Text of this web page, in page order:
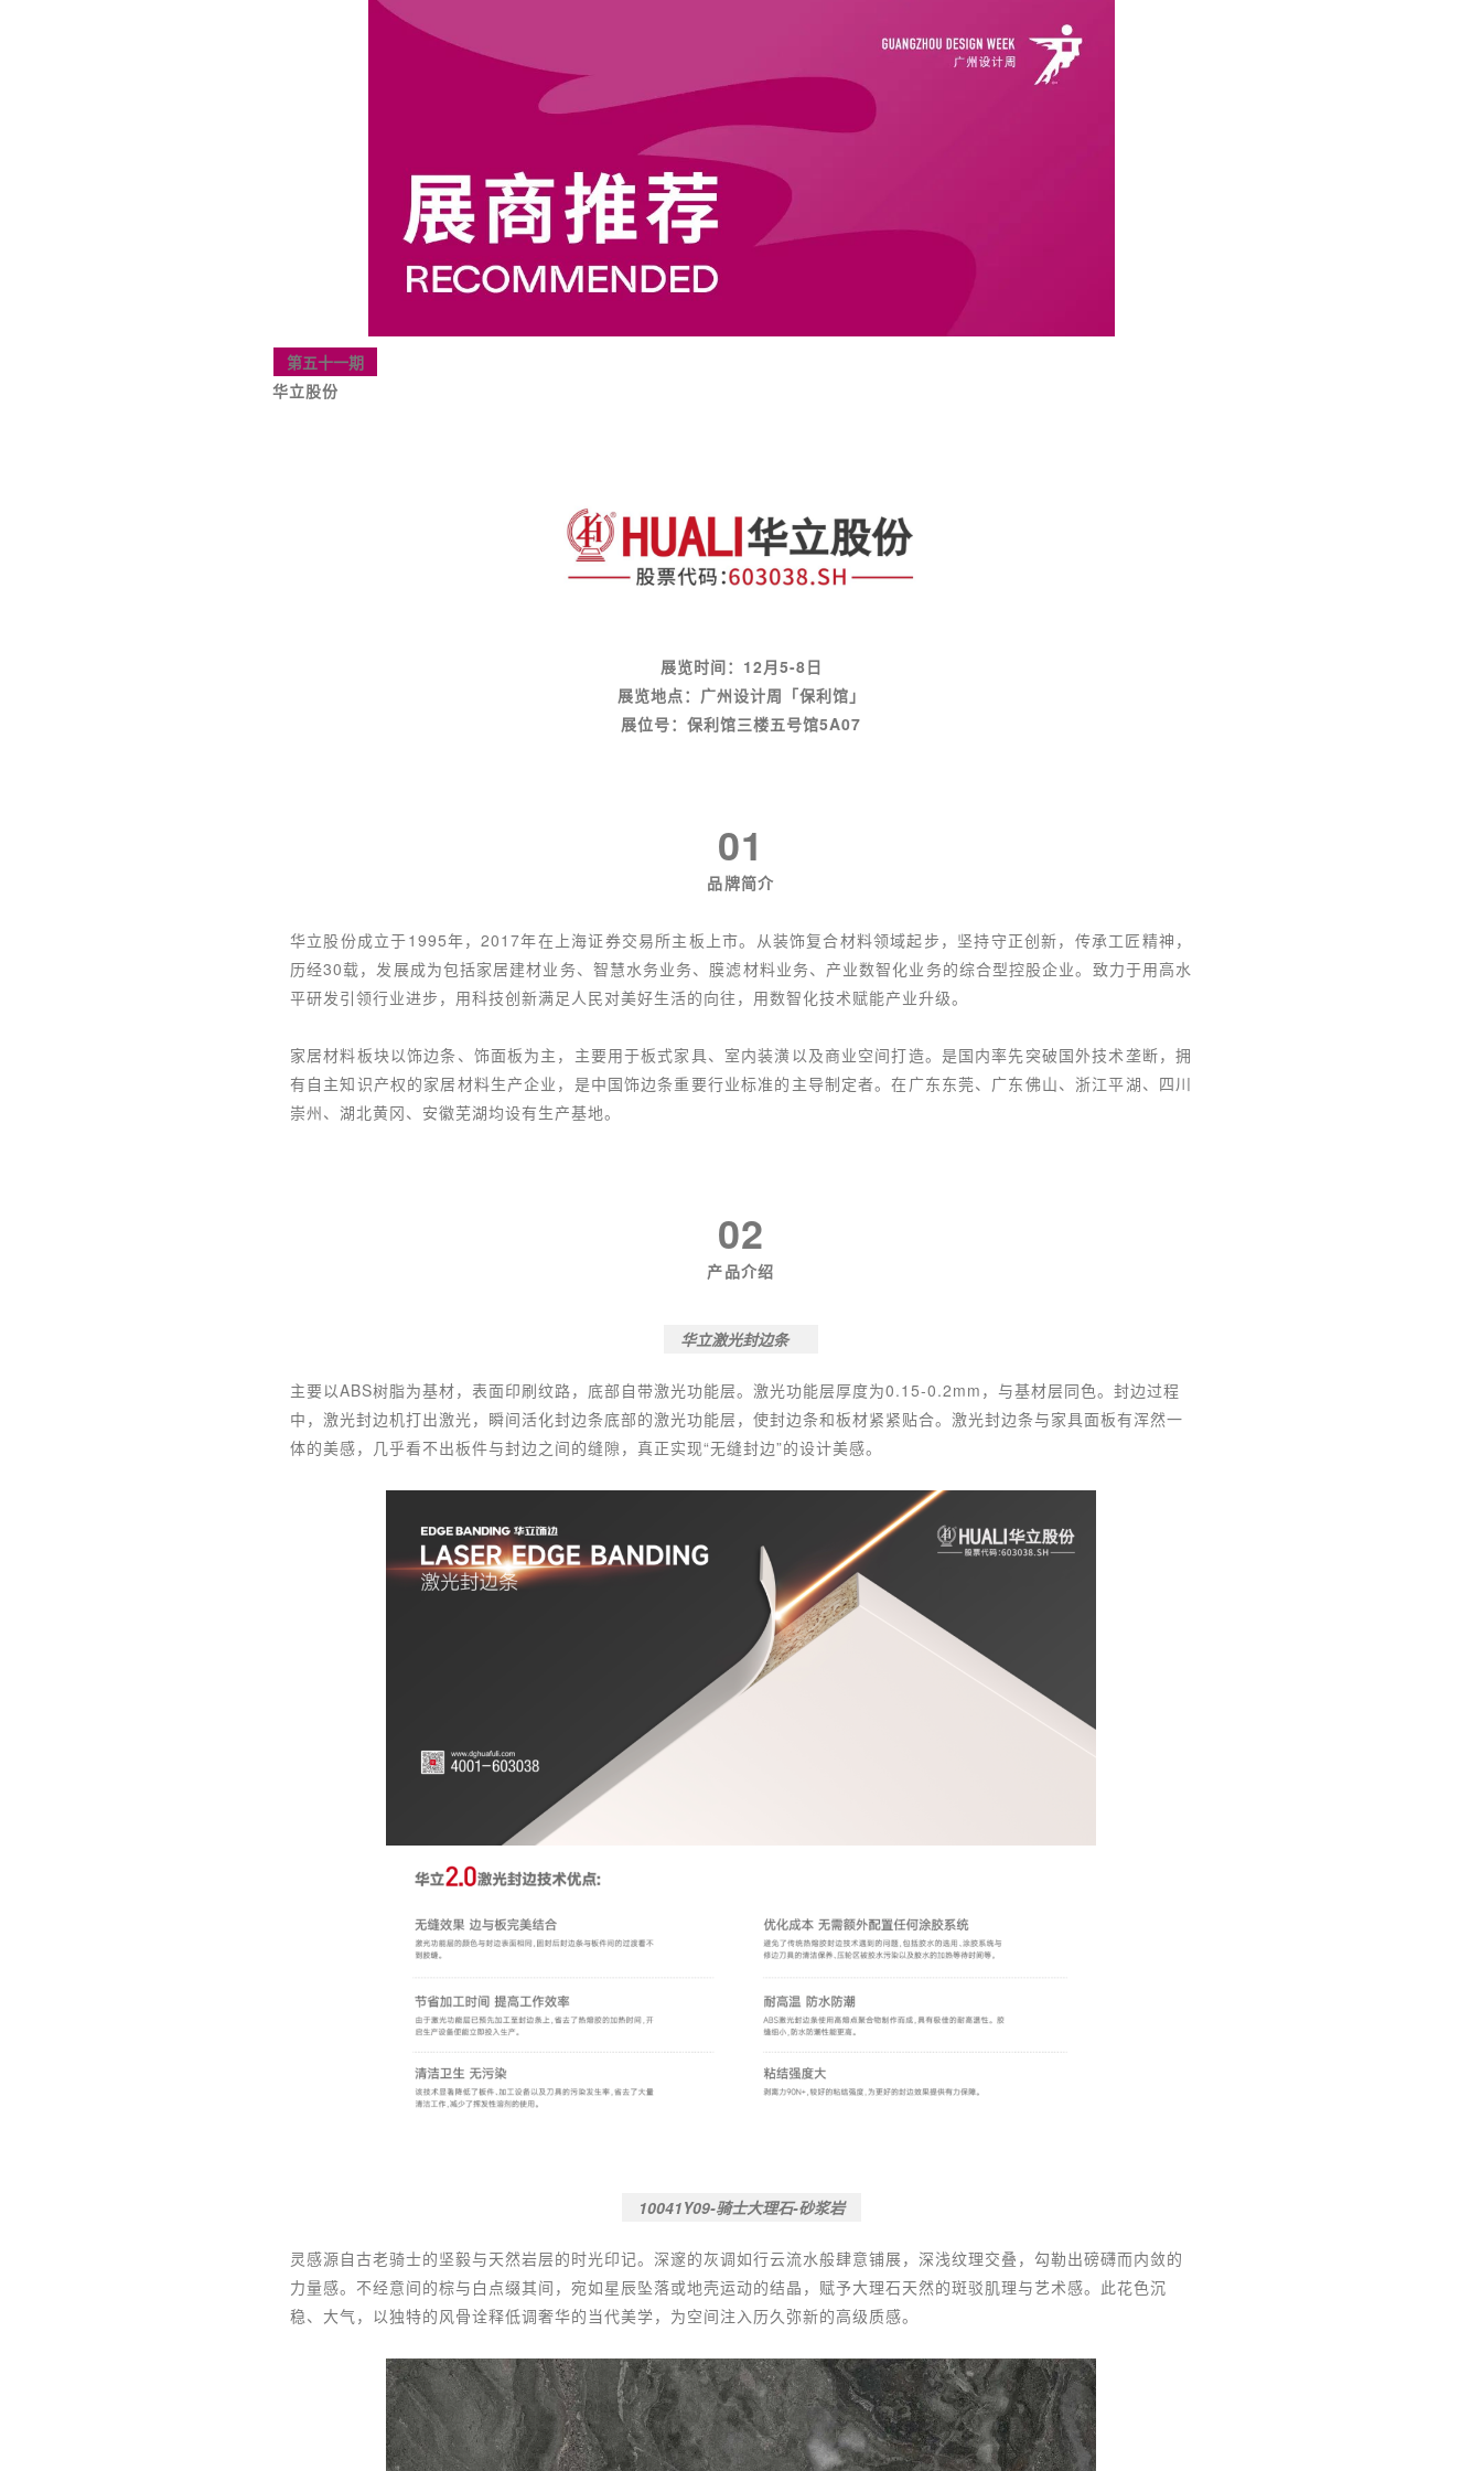
第五十一期
华立股份
展览时间：12月5-8日
展览地点：广州设计周「保利馆」
展位号：保利馆三楼五号馆5A07
01
品牌简介
华立股份成立于1995年，2017年在上海证券交易所主板上市。从装饰复合材料领域起步，坚持守正创新，传承工匠精神，
历经30载，发展成为包括家居建材业务、智慧水务业务、膜滤材料业务、产业数智化业务的综合型控股企业。致力于用高水
平研发引领行业进步，用科技创新满足人民对美好生活的向往，用数智化技术赋能产业升级。
家居材料板块以饰边条、饰面板为主，主要用于板式家具、室内装潢以及商业空间打造。是国内率先突破国外技术垄断，拥
有自主知识产权的家居材料生产企业，是中国饰边条重要行业标准的主导制定者。在广东东莞、广东佛山、浙江平湖、四川
崇州、湖北黄冈、安徽芜湖均设有生产基地。
02
产品介绍
华立激光封边条
主要以ABS树脂为基材，表面印刷纹路，底部自带激光功能层。激光功能层厚度为0.15-0.2mm，与基材层同色。封边过程
中，激光封边机打出激光，瞬间活化封边条底部的激光功能层，使封边条和板材紧紧贴合。激光封边条与家具面板有浑然一
体的美感，几乎看不出板件与封边之间的缝隙，真正实现“无缝封边”的设计美感。
10041Y09-骑士大理石-砂浆岩
灵感源自古老骑士的坚毅与天然岩层的时光印记。深邃的灰调如行云流水般肆意铺展，深浅纹理交叠，勾勒出磅礴而内敛的
力量感。不经意间的棕与白点缀其间，宛如星辰坠落或地壳运动的结晶，赋予大理石天然的斑驳肌理与艺术感。此花色沉
稳、大气，以独特的风骨诠释低调奢华的当代美学，为空间注入历久弥新的高级质感。